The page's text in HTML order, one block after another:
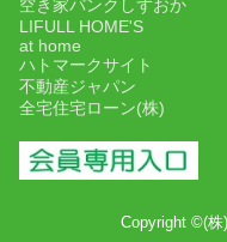
空き家バンクしずおか
LIFULL HOME'S
at home
ハトマークサイト
不動産ジャパン
全宅住宅ローン(株)
Copyright ©(株